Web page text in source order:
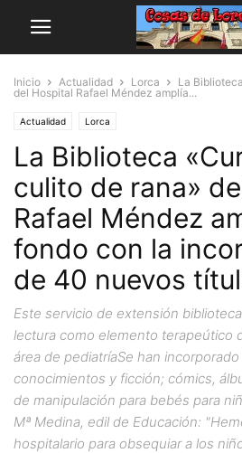
Inicio Actualidad Lorca
La
del Hospital Rafael Méndez amplía...
Actualidad Lorca
La Biblioteca
culito de rana»
Rafael Méndez
fondo con la
de 40 nuevos
Este servicio de extensión
lectura como elemento terapeútico
área de pediatríaSe han
conocimientos y ficción; cómics,
de manipulación para bebés para
Mª Medina, edil de Educación:
hospitalario para obsequiar a los